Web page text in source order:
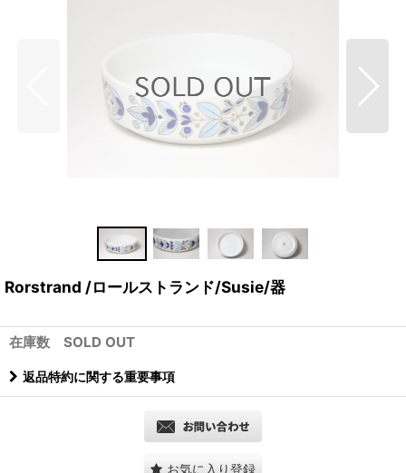
Rorstrand /ロールストランド/Susie/器
在庫数 SOLD OUT
返品特約に関する重要事項
お気に入り登録